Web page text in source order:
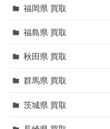
福岡県 買取
福島県 買取
秋田県 買取
群馬県 買取
茨城県 買取